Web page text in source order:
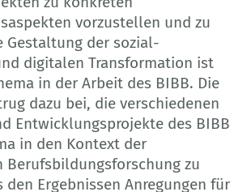
vorzustellen und zu
Gestaltung der sozial-
digitalen Transformation ist
in der Arbeit des BIBB. Die
dazu bei, die verschiedenen
Entwicklungsprojekte des BIBB
in den Kontext der
zu
Ergebnissen Anregungen für